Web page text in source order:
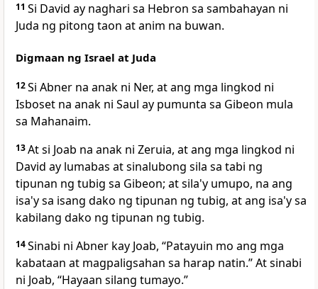
11 Si David ay naghari sa Hebron sa sambahayan ni
Juda ng pitong taon at anim na buwan.
Digmaan ng Israel at Juda
12Si Abner na anak ni Ner, at ang mga lingkod ni
Isboset na anak ni Saul ay pumunta sa Gibeon mula
sa Mahanaim.
13At si Joab na anak ni Zeruia, at ang mga lingkod ni
David ay lumabas at sinalubong sila sa tabi ng
tipunan ng tubig sa Gibeon; at sila'y umupo, na ang
isa'y sa isang dako ng tipunan ng tubig, at ang isa'y sa
kabilang dako ng tipunan ng tubig.
14Sinabi ni Abner kay Joab, “Patayuin mo ang mga
kabataan at magpaligsahan sa harap natin.” At sinabi
ni Joab, “Hayaan silang tumayo.”